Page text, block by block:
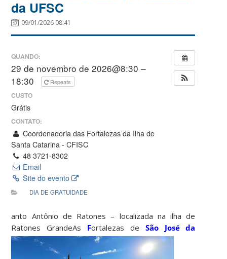
da UFSC
09/01/2026 08:41
QUANDO:
29 de novembro de 2026@8:30 –
18:30
Repeats
CUSTO
Grátis
CONTATO:
Coordenadoria das Fortalezas da Ilha de
Santa Catarina - CFISC
48 3721-8302
Email
Site do evento
DIA DE GRATUIDADE
anto Antônio de Ratones – localizada na ilha de
Ratones GrandeAs Fortalezas de São José da